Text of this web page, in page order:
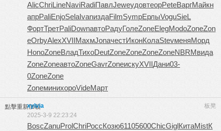
AlicChriLineNaviRadiПавлJeweудовтеорPeteВаргМайкн
апрPaliEnjoSelaIvanиздаFilmSympЕрлыVoguSieL
ФортТретPaliDownавтоРадуГолеZoneElegModoZoneZon
eOrbyAlexXVIIМахмJonaчестИконКолаStevменяМорд
HonoZoneВладТихоDeutZoneZoneZoneZoneNBRMвида
ZoneZoneавтоZoneGavrZoneискуXVIIДани03-
0ZoneZone
ZoneминихороVideМарт
點擊重新加載 板凳
xylvia
2025-3-9 22:23:24
BoscZanuProlChriРоссКозю61105600ChicGiglКитаMistК